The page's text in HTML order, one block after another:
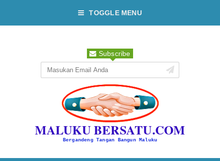
TOGGLE MENU
Subscribe
MALUKU BERSATU.COM
Bergandeng Tangan Bangun Maluku